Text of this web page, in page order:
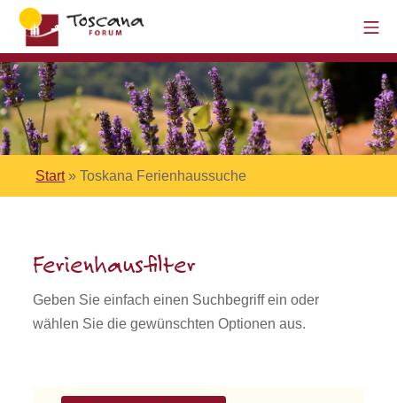
Start»Toskana Ferienhaussuche
Ferienhausfilter
Geben Sie einfach einen Suchbegriff ein oder
wählen Sie die gewünschten Optionen aus.